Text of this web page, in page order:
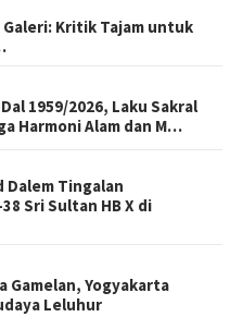
Galeri: Kritik Tajam untuk
1959/2026, Laku Sakral
Harmoni Alam dan M…
Dalem Tingalan
Sri Sultan HB X di
Gamelan, Yogyakarta
Leluhur